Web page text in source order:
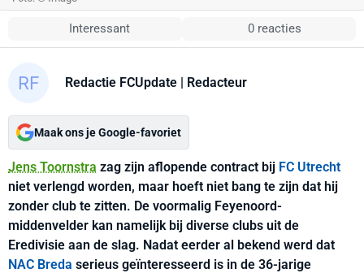
Interessant 0 reacties
Redactie FCUpdate | Redacteur
Maak ons je Google-favoriet
Jens Toornstra zag zijn aflopende contract bij FC Utrecht
niet verlengd worden, maar hoeft niet bang te zijn dat hij
zonder club te zitten. De voormalig Feyenoord-
middenvelder kan namelijk bij diverse clubs uit de
Eredivisie aan de slag. Nadat eerder al bekend werd dat
NAC Breda serieus geïnteresseerd is in de 36-jarige